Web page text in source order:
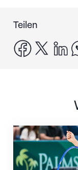
Teilen
facebook
x
Nächster Halt: